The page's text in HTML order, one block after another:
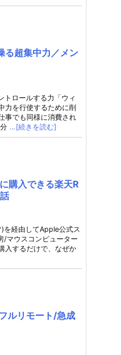
る超集中力／メン
トロールする力「ウィ
力を行使するために削
事でも同様に消費され
…[続きを読む]
購入できる楽天R
を経由してApple公式ス
/マウスコンピューター
入するだけで、なぜか
ルリモート/急成